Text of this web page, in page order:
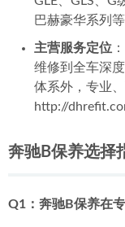
鼎火奔驰专修的定
奔驰“全科医院”。其
于奔驰全系车型的“
擅长领域：发
空气悬挂系统
GLE、GLS、